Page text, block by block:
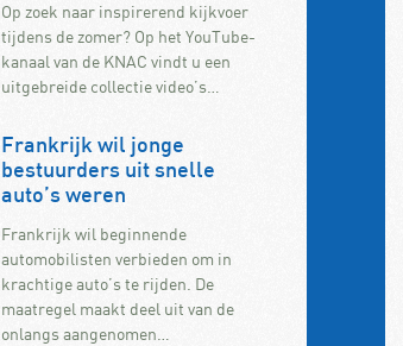
Op zoek naar inspirerend kijkvoer
tijdens de zomer? Op het YouTube-
kanaal van de KNAC vindt u een
uitgebreide collectie video’s…
Frankrijk wil jonge
bestuurders uit snelle
auto’s weren
Frankrijk wil beginnende
automobilisten verbieden om in
krachtige auto’s te rijden. De
maatregel maakt deel uit van de
onlangs aangenomen…